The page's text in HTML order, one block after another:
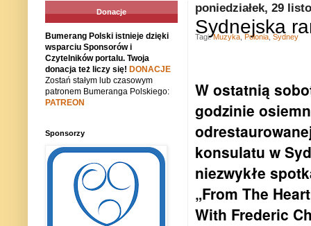
poniedziałek, 29
Sydnejska
W ostatnią
godzinie
konsulatu w
niezwykłe
„From The
With Frederic
Tagi:Muzyka Polonia Sydney
Donacje
Bumerang Polski istnieje dzięki
wsparciu Sponsorów i
Czytelników portalu. Twoja
donacja też liczy się! DONACJE
Zostań stałym lub czasowym
patronem Bumeranga Polskiego:
PATREON
Sponsorzy